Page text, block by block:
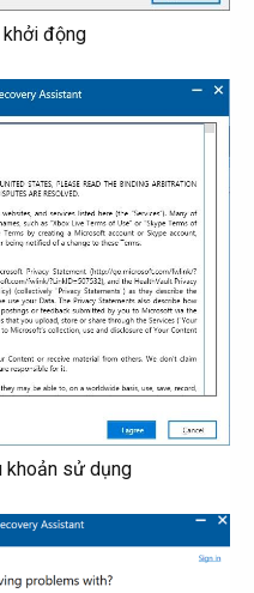
động
khoản sử dụng